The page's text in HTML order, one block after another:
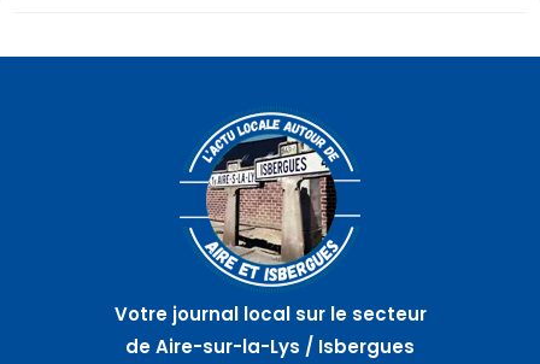
Votre journal local sur le secteur
de Aire-sur-la-Lys / Isbergues